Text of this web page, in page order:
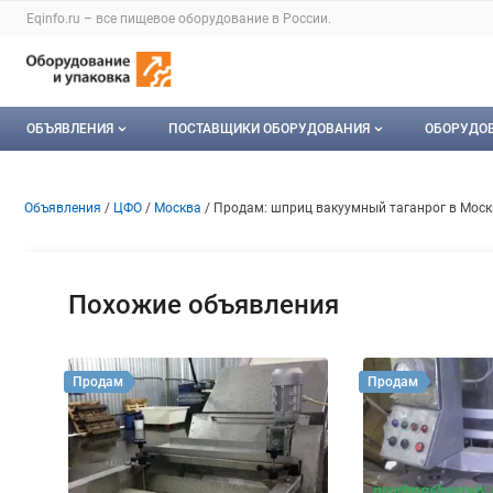
Раздел навигации по сайту eqinfo.ru
Eqinfo.ru – все пищевое оборудование в России.
Авторизация и меню пользователя
Навигация по разделам сайта eqinfo.ru
ОБЪЯВЛЕНИЯ ПОСТАВЩИКИ ОБОРУДОВАНИЯ
Платное размещение
Объявление: Продам: шприц
Информация о объявлении
Навигация и управление
Объявления ЦФО Москва Продам: шприц вакуумный таганрог в
Похожие объявления
Продам Продам